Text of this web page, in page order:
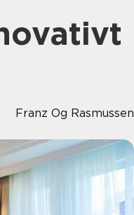
Franz Og Rasmussen